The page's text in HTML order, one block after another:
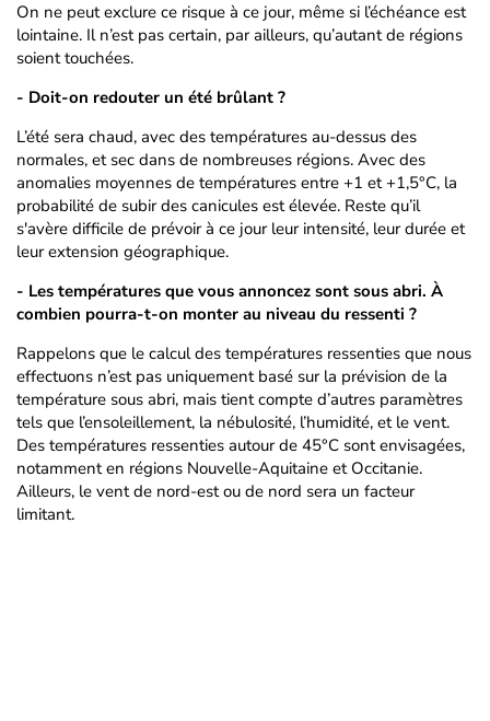
On ne peut exclure ce risque à ce jour, même si l’échéance est
lointaine. Il n’est pas certain, par ailleurs, qu’autant de régions
soient touchées.
- Doit-on redouter un été brûlant ?
L’été sera chaud, avec des températures au-dessus des
normales, et sec dans de nombreuses régions. Avec des
anomalies moyennes de températures entre +1 et +1,5°C, la
probabilité de subir des canicules est élevée. Reste qu’il
s'avère difficile de prévoir à ce jour leur intensité, leur durée et
leur extension géographique.
- Les températures que vous annoncez sont sous abri. À
combien pourra-t-on monter au niveau du ressenti ?
Rappelons que le calcul des températures ressenties que nous
effectuons n’est pas uniquement basé sur la prévision de la
température sous abri, mais tient compte d’autres paramètres
tels que l’ensoleillement, la nébulosité, l’humidité, et le vent.
Des températures ressenties autour de 45°C sont envisagées,
notamment en régions Nouvelle-Aquitaine et Occitanie.
Ailleurs, le vent de nord-est ou de nord sera un facteur
limitant.